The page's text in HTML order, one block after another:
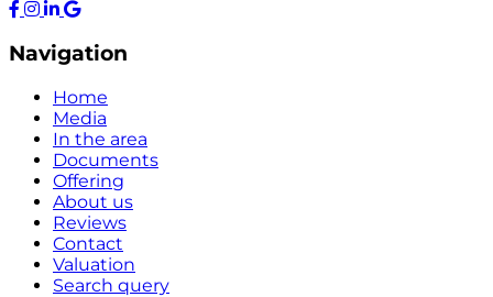
Navigation
Home
Media
In the area
Documents
Offering
About us
Reviews
Contact
Valuation
Search query